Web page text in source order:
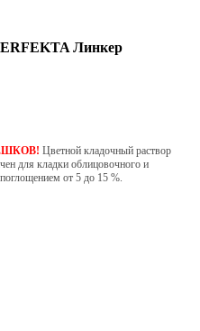
Линкер
Цветной кладочный раствор
для кладки облицовочного и
от 5 до 15 %.